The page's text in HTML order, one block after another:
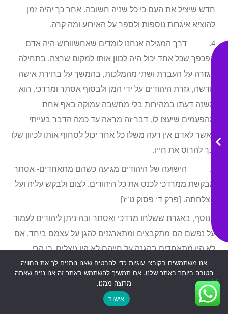
חדש שיציל את העם כי כל שניה חשובה. אחר כך יהיה זמן
להוציא איגרות נוספות ולספר על האירוע ומה קרה.
4. דרך המגילה אנחנו לומדים שאחשוורוש היה אדם
הפכפך שכל אחד יכול היה לכוון אותו למקום שרצה. בתחילה
בגזרה על העברת ושתי מהמלכות, בהמשך על בחירת אישה
חדשה, גזרת היהודים על ידי המן ולבסוף אסתר ומרדכי. הוא
משנה דעתו במהירות בלי מחשבה עמוקה באף אחת
מהפעמים שיעצו לו. דבר זה מראה עד כמה הדבר בעייתי
כאשר לאדם אין דעה משלו כל אחד יכול לסחוף אותו לכיוון שלו
וכך להרוס את חייו.
5. הישועה של היהודים מגיעה כשהם מתאחדים- אסתר
מבקשת ממרדכי לכנס את כל היהודים. לצום ולבקש עליה ועל
הצלחתה. [פרק ד’ פסוק ט”ז]
בנוסף, באגרת ששלחו מרדכי ואסתר ובה ניתן ליהודים לעמוד
על נפשם הם מתקבצים ומתארגנים להגן על עצמם ביחד. אם
לא היו מתאחדים בהגנה על חייהם לא היו ניצלים. כי הרי
האיגרת לא ביטלה את החוק אלא רק הוסיפה את האפשרות
שבה יכלו להגן על עצמם. באחדות שלהם הם הצליחו לגבור
על הגויים שניסו לפגוע בהם.
אנו משתמשים בקובצי עוגיות כדי להבטיח שאנו נותנים לך את החוויה
הטובה ביותר באתר שלנו. אם תמשיך להשתמש באתר זה אנו נניח שאתה
מרוצה ממנו.
אישור